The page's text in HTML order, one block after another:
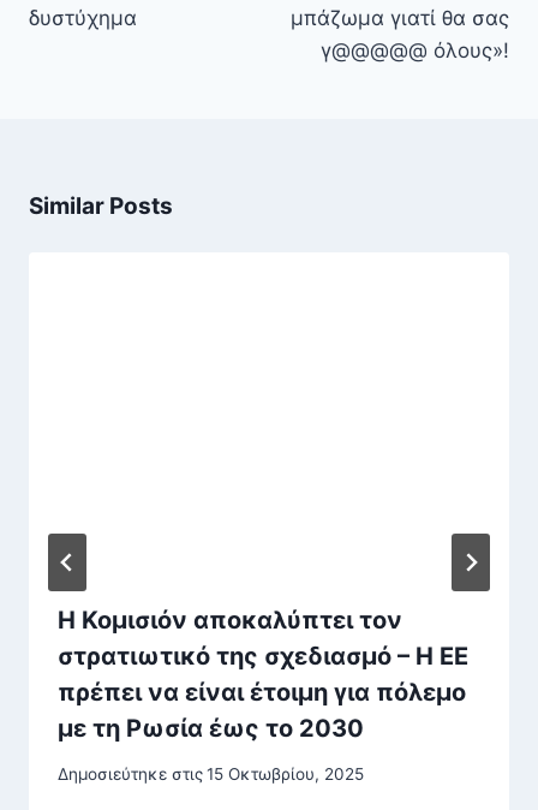
δυστύχημα
μπάζωμα γιατί θα σας
γ@@@@@ όλους»!
Similar Posts
Η Κομισιόν αποκαλύπτει τον
στρατιωτικό της σχεδιασμό – Η ΕΕ
πρέπει να είναι έτοιμη για πόλεμο
με τη Ρωσία έως το 2030
Δημοσιεύτηκε στις15 Οκτωβρίου, 2025